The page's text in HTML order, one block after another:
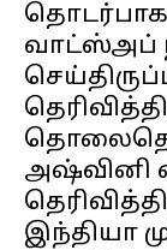
வாட்ஸ்அப்
இந்தியா